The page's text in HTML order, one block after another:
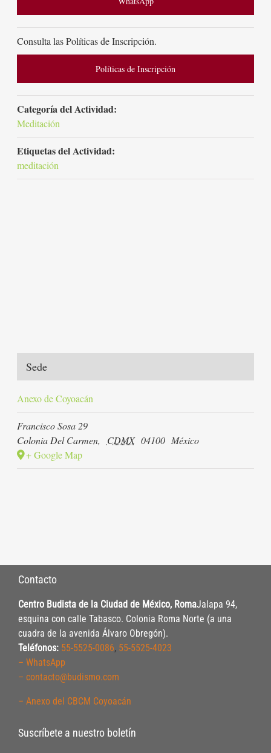
Consulta las Políticas de Inscripción.
Políticas de Inscripción
Categoría del Actividad:
Meditación
Etiquetas del Actividad:
meditación
Sede
Anexo de Coyoacán
Francisco Sosa 29
Colonia Del Carmen, CDMX 04100 México
+ Google Map
Contacto
Centro Budista de la Ciudad de México, RomaJalapa 94,
esquina con calle Tabasco. Colonia Roma Norte (a una
cuadra de la avenida Álvaro Obregón).
Teléfonos: 55-5525-0086, 55-5525-4023
– WhatsApp
– contacto@budismo.com
– Anexo del CBCM Coyoacán
Suscríbete a nuestro boletín